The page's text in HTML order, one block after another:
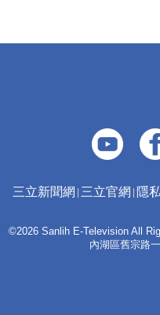
三立新聞網 三立官網 隱
©2026 Sanlih E-Television All
內湖區舊宗路